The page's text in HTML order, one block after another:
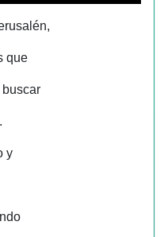
que
y